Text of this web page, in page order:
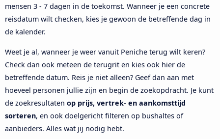
mensen 3 - 7 dagen in de toekomst. Wanneer je een concrete
reisdatum wilt checken, kies je gewoon de betreffende dag in
de kalender.
Weet je al, wanneer je weer vanuit Peniche terug wilt keren?
Check dan ook meteen de terugrit en kies ook hier de
betreffende datum. Reis je niet alleen? Geef dan aan met
hoeveel personen jullie zijn en begin de zoekopdracht. Je kunt
de zoekresultaten op prijs, vertrek- en aankomsttijd
sorteren, en ook doelgericht filteren op bushaltes of
aanbieders. Alles wat jij nodig hebt.